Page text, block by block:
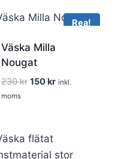
Rea!
Väska Milla
Nougat
230kr Det
230 kr.
150 krDet
inkl.
moms